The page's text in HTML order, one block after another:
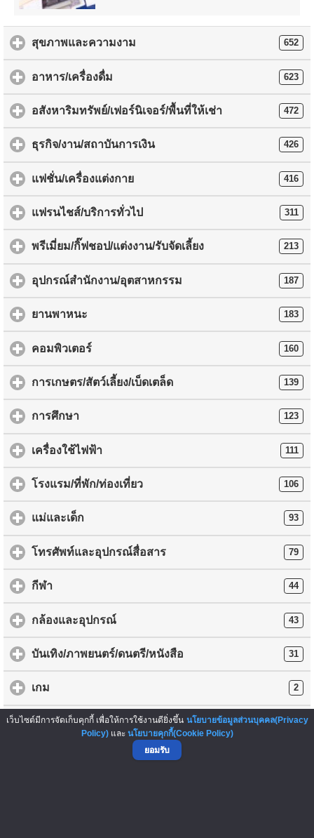
สุขภาพและความงาม 652
อาหาร/เครื่องดื่ม 623
อสังหาริมทรัพย์/เฟอร์นิเจอร์/พื้นที่ให้เช่า 472
ธุรกิจ/งาน/สถาบันการเงิน 426
แฟชั่น/เครื่องแต่งกาย 416
แฟรนไชส์/บริการทั่วไป 311
พรีเมี่ยม/กิ๊ฟชอป/แต่งงาน/รับจัดเลี้ยง 213
อุปกรณ์สำนักงาน/อุตสาหกรรม 187
ยานพาหนะ 183
คอมพิวเตอร์ 160
การเกษตร/สัตว์เลี้ยง/เบ็ดเตล็ด 139
การศึกษา 123
เครื่องใช้ไฟฟ้า 111
โรงแรม/ที่พัก/ท่องเที่ยว 106
แม่และเด็ก 93
โทรศัพท์และอุปกรณ์สื่อสาร 79
กีฬา 44
กล้องและอุปกรณ์ 43
บันเทิง/ภาพยนตร์/ดนตรี/หนังสือ 31
เกม 2
อื่นๆ 137
เว็บไซต์มีการจัดเก็บคุกกี้ เพื่อให้การใช้งานดียิ่งขึ้น นโยบายข้อมูลส่วนบุคคล(Privacy
Policy)และ นโยบายคุกกี้(Cookie Policy)
ยอมรับ